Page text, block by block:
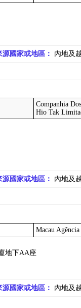
國家或地區： 內地及
Companhia
Hio Tak
國家或地區： 內地及
Macau
地下AA座
國家或地區： 內地及